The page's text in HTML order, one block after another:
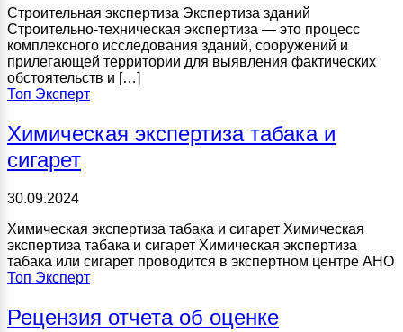
Строительная экспертиза Экспертиза зданий
Строительно-техническая экспертиза — это процесс
комплексного исследования зданий, сооружений и
прилегающей территории для выявления фактических
обстоятельств и […]
Топ Эксперт
Химическая экспертиза табака и
сигарет
30.09.2024
Химическая экспертиза табака и сигарет Химическая
экспертиза табака и сигарет Химическая экспертиза
табака или сигарет проводится в экспертном центре АНО
Топ Эксперт
Рецензия отчета об оценке